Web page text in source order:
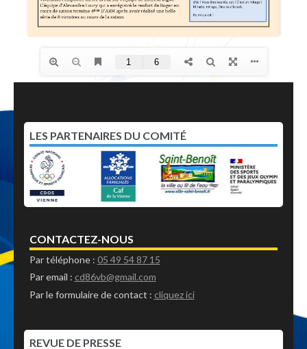
LES PARTENAIRES DU COMITÉ
CONTACTEZ-NOUS
Par téléphone : 05 49 54 87 15
Par email : cd86vb@gmail.com
Par le formulaire de contact : cliquez ici
REVUE DE PRESSE